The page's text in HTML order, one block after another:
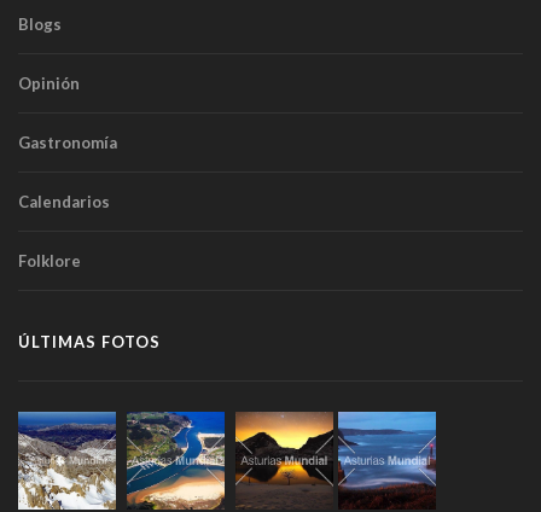
Blogs
Opinión
Gastronomía
Calendarios
Folklore
ÚLTIMAS FOTOS